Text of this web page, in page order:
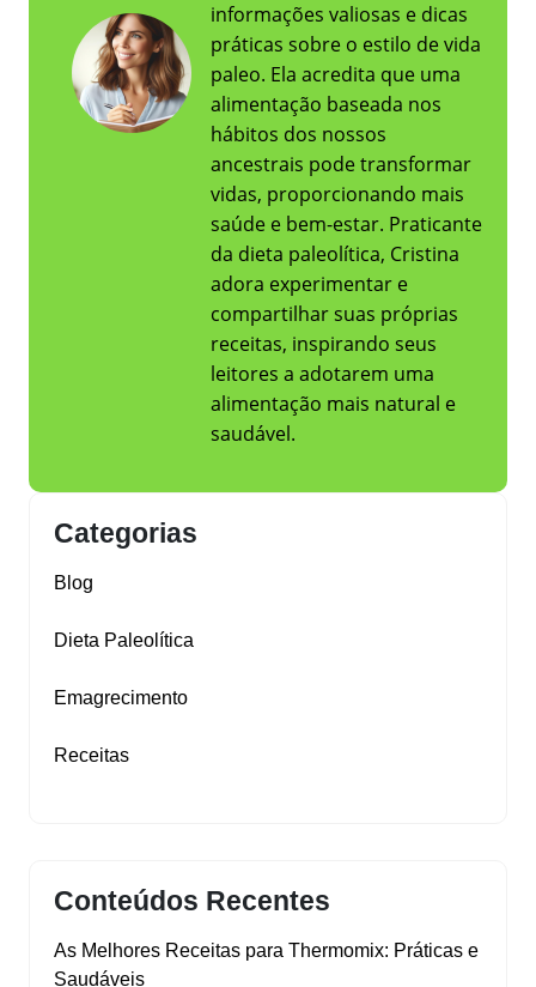
informações valiosas e dicas
práticas sobre o estilo de vida
paleo. Ela acredita que uma
alimentação baseada nos
hábitos dos nossos
ancestrais pode transformar
vidas, proporcionando mais
saúde e bem-estar. Praticante
da dieta paleolítica, Cristina
adora experimentar e
compartilhar suas próprias
receitas, inspirando seus
leitores a adotarem uma
alimentação mais natural e
saudável.
Categorias
Blog
Dieta Paleolítica
Emagrecimento
Receitas
Conteúdos Recentes
As Melhores Receitas para Thermomix: Práticas e
Saudáveis